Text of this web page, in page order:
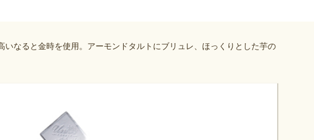
いなると金時を使用。アーモンドタルトにブリュレ、ほっくりとした芋の